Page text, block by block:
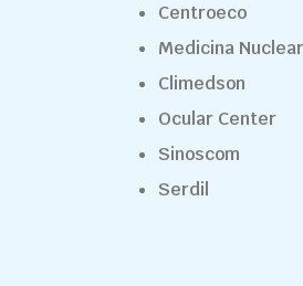
Centroeco
Medicina
Climedson
Ocular Center
Sinoscom
Serdil